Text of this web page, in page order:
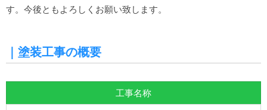
す。今後ともよろしくお願い致します。
｜塗装工事の概要
工事名称